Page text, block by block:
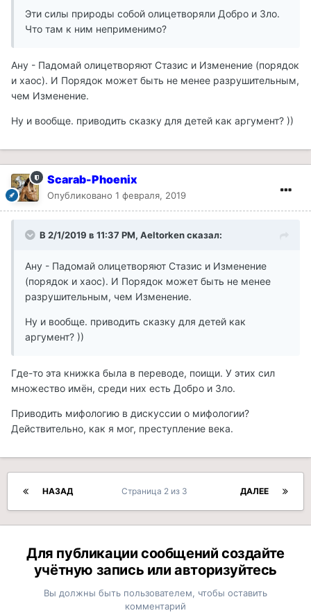
Эти силы природы собой олицетворяли Добро и Зло.
Что там к ним неприменимо?
Ану - Падомай олицетворяют Стазис и Изменение (порядок
и хаос). И Порядок может быть не менее разрушительным,
чем Изменение.
Ну и вообще. приводить сказку для детей как аргумент? ))
Scarab-Phoenix
Опубликовано 1 февраля, 2019
В 2/1/2019 в 11:37 PM, Aeltorken сказал:
Ану - Падомай олицетворяют Стазис и Изменение
(порядок и хаос). И Порядок может быть не менее
разрушительным, чем Изменение.
Ну и вообще. приводить сказку для детей как
аргумент? ))
Где-то эта книжка была в переводе, поищи. У этих сил
множество имён, среди них есть Добро и Зло.
Приводить мифологию в дискуссии о мифологии?
Действительно, как я мог, преступление века.
НАЗАД ДАЛЕЕ
Страница 2 из 3
Для публикации сообщений создайте
учётную запись или авторизуйтесь
Вы должны быть пользователем, чтобы оставить
комментарий